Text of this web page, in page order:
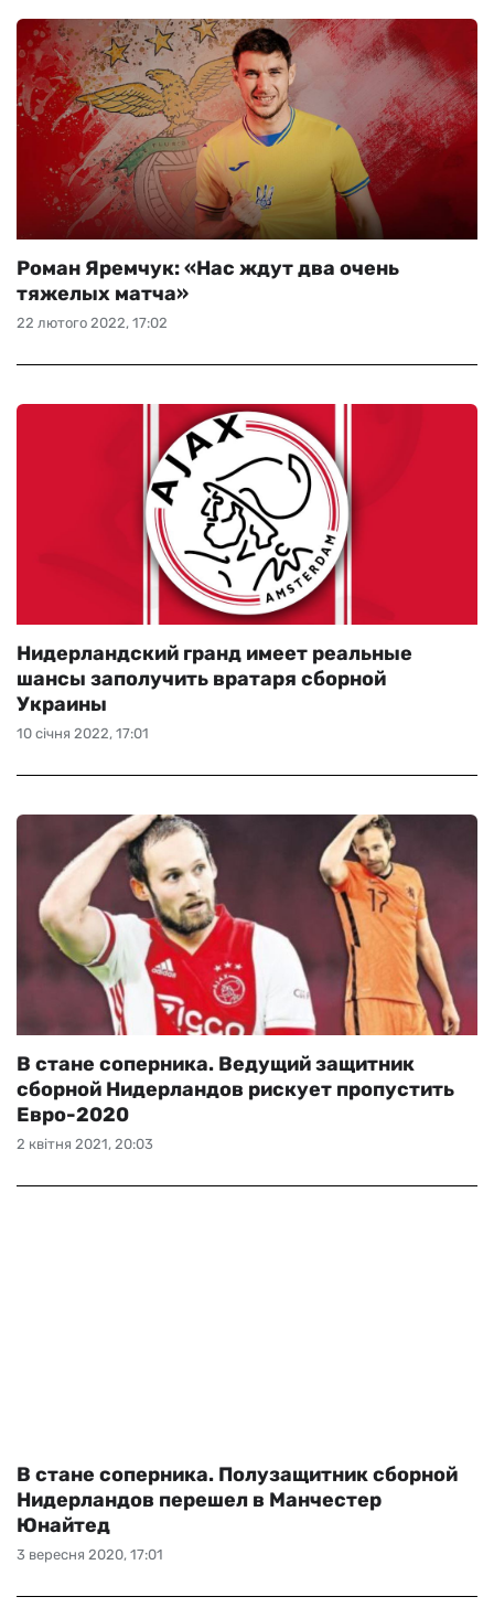
22 лютого 2022, 17:02
Роман Яремчук: «Нас ждут два очень
тяжелых матча»
10 січня 2022, 17:01
Нидерландский гранд имеет реальные
шансы заполучить вратаря сборной
Украины
2 квітня 2021, 20:03
В стане соперника. Ведущий защитник
сборной Нидерландов рискует пропустить
Евро-2020
3 вересня 2020, 17:01
В стане соперника. Полузащитник сборной
Нидерландов перешел в Манчестер
Юнайтед